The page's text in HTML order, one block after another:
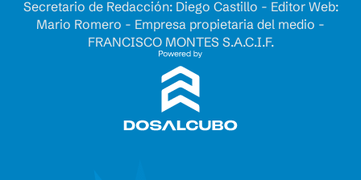
Secretario de Redacción: Diego Castillo - Editor Web:
Mario Romero - Empresa propietaria del medio -
FRANCISCO MONTES S.A.C.I.F.